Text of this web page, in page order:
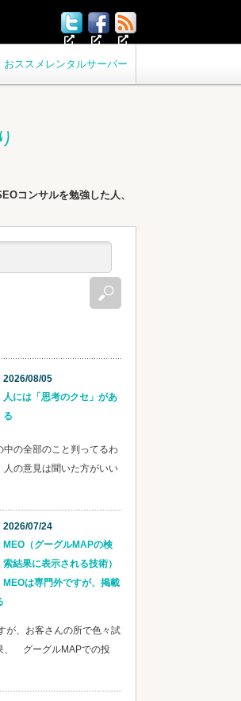
おススメレンタルサーバー
コンサルを勉強した人、
2026/08/05
人には「思考のクセ」があ
る
中の全部のこと判ってるわ
人の意見は聞いた方がいい
2026/07/24
MEO（グーグルMAPの検
索結果に表示される技術）
MEOは専門外ですが、掲載
が、お客さんの所で色々試
、 グーグルMAPでの投